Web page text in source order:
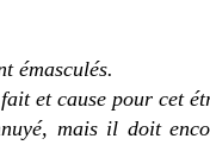
émasculés.
et cause pour cet
mais il doit